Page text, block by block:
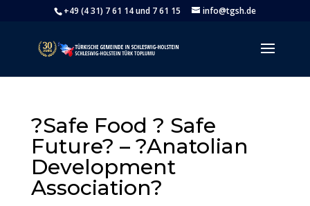
+49 (4 31) 7 61 14 und 7 61 15 info@tgsh.de
?Safe Food ? Safe
Future? – ?Anatolian
Development
Association?